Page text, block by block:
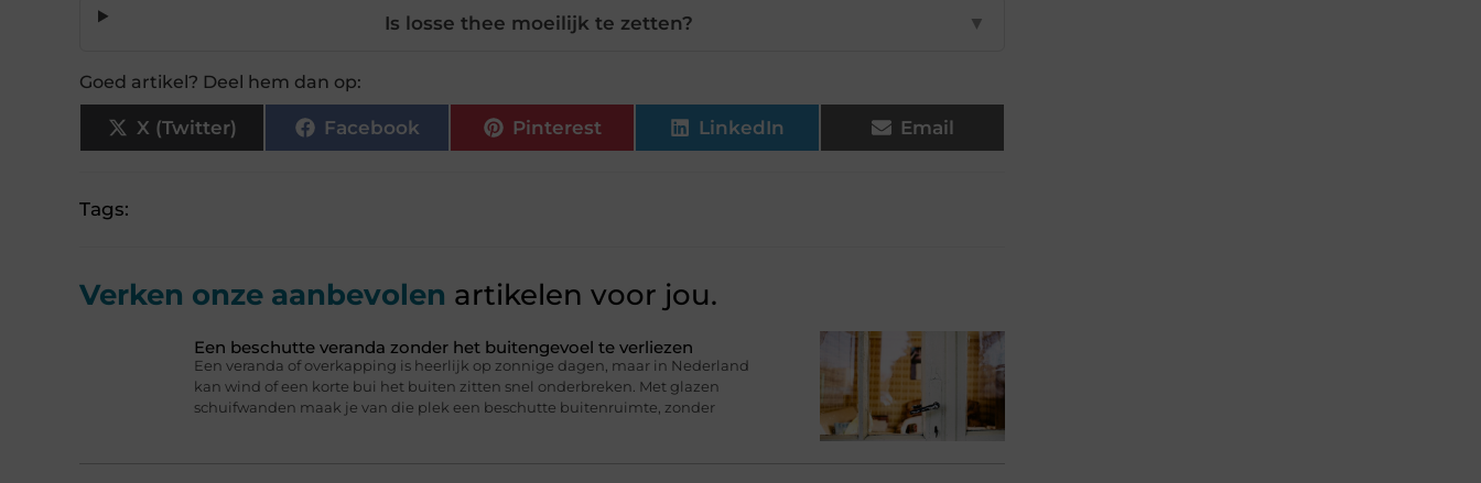
Is losse thee moeilijk te zetten? ▼
Goed artikel? Deel hem dan op:
X (Twitter) Facebook Pinterest LinkedIn Email
Tags:
Verken onze aanbevolen artikelen voor jou.
Een beschutte veranda zonder het buitengevoel te verliezen
Een veranda of overkapping is heerlijk op zonnige dagen, maar in Nederland
kan wind of een korte bui het buiten zitten snel onderbreken. Met glazen
schuifwanden maak je van die plek een beschutte buitenruimte, zonder